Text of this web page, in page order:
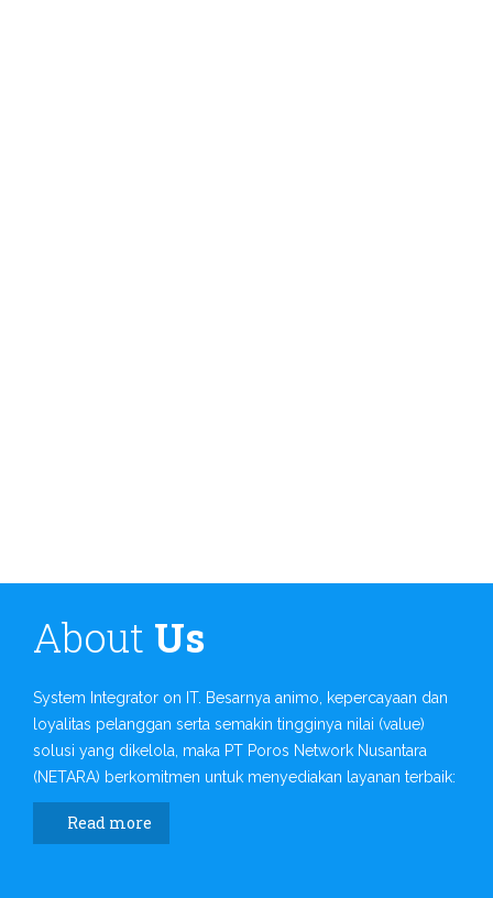
About Us
System Integrator on IT. Besarnya animo, kepercayaan dan
loyalitas pelanggan serta semakin tingginya nilai (value)
solusi yang dikelola, maka PT Poros Network Nusantara
(NETARA) berkomitmen untuk menyediakan layanan terbaik:
Read more